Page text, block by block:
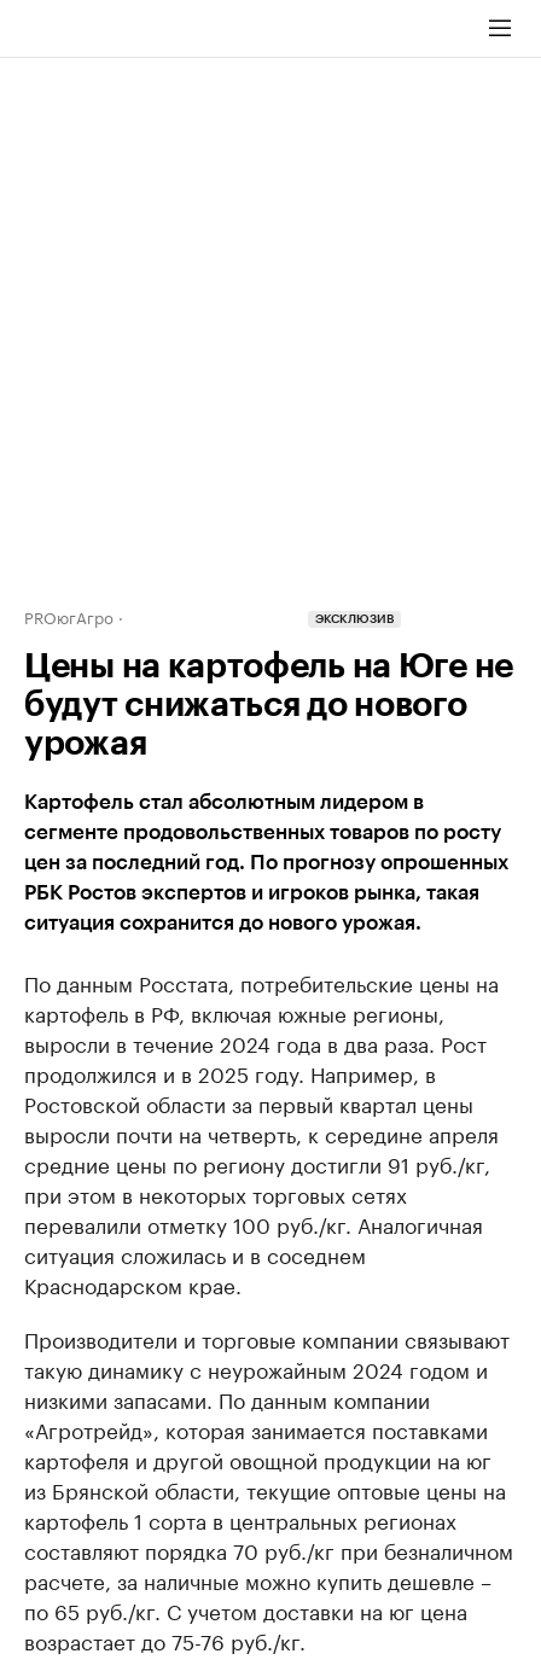
PROюгАгро ЭКСКЛЮЗИВ
Цены на картофель на Юге не
будут снижаться до нового
урожая
Картофель стал абсолютным лидером в
сегменте продовольственных товаров по росту
цен за последний год. По прогнозу опрошенных
РБК Ростов экспертов и игроков рынка, такая
ситуация сохранится до нового урожая.
По данным Росстата, потребительские цены на
картофель в РФ, включая южные регионы,
выросли в течение 2024 года в два раза. Рост
продолжился и в 2025 году. Например, в
Ростовской области за первый квартал цены
выросли почти на четверть, к середине апреля
средние цены по региону достигли 91 руб./кг,
при этом в некоторых торговых сетях
перевалили отметку 100 руб./кг. Аналогичная
ситуация сложилась и в соседнем
Краснодарском крае.
Производители и торговые компании связывают
такую динамику с неурожайным 2024 годом и
низкими запасами. По данным компании
«Агротрейд», которая занимается поставками
картофеля и другой овощной продукции на юг
из Брянской области, текущие оптовые цены на
картофель 1 сорта в центральных регионах
составляют порядка 70 руб./кг при безналичном
расчете, за наличные можно купить дешевле –
по 65 руб./кг. С учетом доставки на юг цена
возрастает до 75-76 руб./кг.